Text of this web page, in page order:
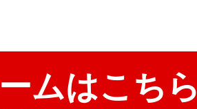
ムはこちら